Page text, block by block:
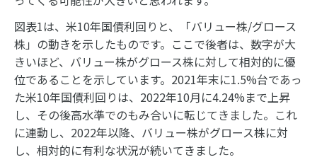
図表1は、米10年国債利回りと、「バリュー株/グロース
株」の動きを示したものです。ここで後者は、数字が大
きいほど、バリュー株がグロース株に対して相対的に優
位であることを示しています。2021年末に1.5%台であっ
た米10年国債利回りは、2022年10月に4.24%まで上昇
し、その後高水準でのもみ合いに転じてきました。これ
に連動し、2022年以降、バリュー株がグロース株に対
し、相対的に有利な状況が続いてきました。